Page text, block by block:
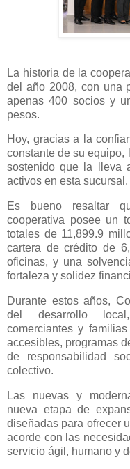
La historia de la
del año 2008, con una
apenas 400 socios y
pesos.
Hoy, gracias a la
constante de su equipo,
sostenido que la lleva
activos en esta sucursal.
Es bueno resaltar
cooperativa posee un
totales de 11,899.9
cartera de crédito de
oficinas, y una
fortaleza y solidez
Durante estos años,
del desarrollo
comerciantes y
accesibles, programas
de responsabilidad
colectivo.
Las nuevas y
nueva etapa de
diseñadas para ofrecer
acorde con las
servicio ágil, humano y